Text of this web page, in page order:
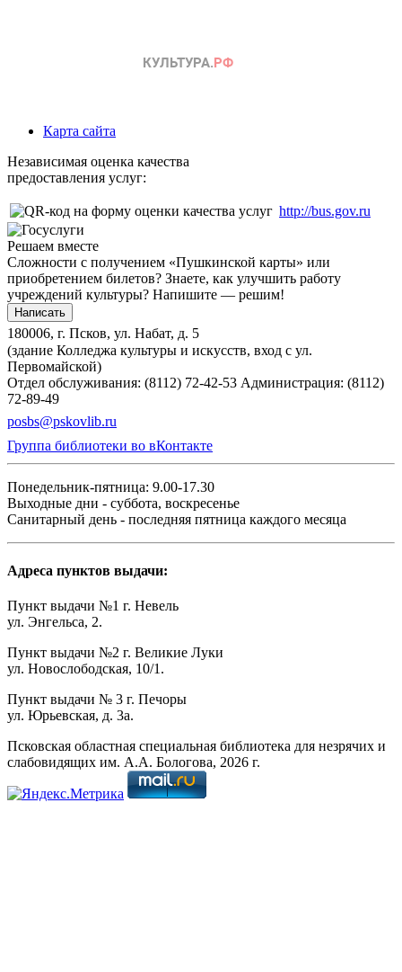
Карта сайта
Независимая оценка качества
предоставления услуг:
http://bus.gov.ru
Решаем вместе
Сложности с получением «Пушкинской карты» или
приобретением билетов? Знаете, как улучшить работу
учреждений культуры? Напишите — решим!
Написать
180006, г. Псков, ул. Набат, д. 5
(здание Колледжа культуры и искусств, вход с ул.
Первомайской)
Отдел обслуживания: (8112) 72-42-53 Администрация: (8112)
72-89-49
posbs@pskovlib.ru
Группа библиотеки во вКонтакте
Понедельник-пятница: 9.00-17.30
Выходные дни - суббота, воскресенье
Санитарный день - последняя пятница каждого месяца
Адреса пунктов выдачи:
Пункт выдачи №1 г. Невель
ул. Энгельса, 2.
Пункт выдачи №2 г. Великие Луки
ул. Новослободская, 10/1.
Пункт выдачи № 3 г. Печоры
ул. Юрьевская, д. 3а.
Псковская областная специальная библиотека для незрячих и
слабовидящих им. А.А. Бологова, 2026 г.